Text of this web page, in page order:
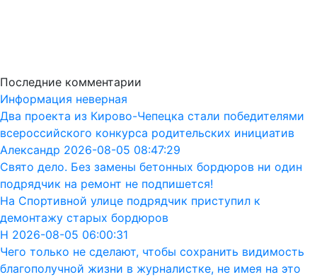
Последние комментарии
Информация неверная
Два проекта из Кирово-Чепецка стали победителями
всероссийского конкурса родительских инициатив
Александр 2026-08-05 08:47:29
Свято дело. Без замены бетонных бордюров ни один
подрядчик на ремонт не подпишется!
На Спортивной улице подрядчик приступил к
демонтажу старых бордюров
Н 2026-08-05 06:00:31
Чего только не сделают, чтобы сохранить видимость
благополучной жизни в журналистке, не имея на это